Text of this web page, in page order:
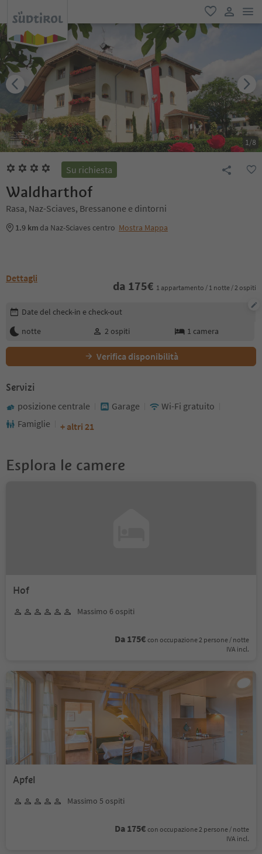
favoriti
user link
1/8
Su richiesta
Waldharthof
Rasa, Naz-Sciaves, Bressanone e dintorni
1.9 km da Naz-Sciaves centro Mostra Mappa
Dettagli
da 175€ 1 appartamento / 1 notte / 2 ospiti
Modifica i dettagli della prenotazione
Date del check-in e check-out
notte
2 ospiti 1 camera
Verifica disponibilità
Servizi
posizione centrale Garage
Wi-Fi gratuito
Famiglie
+ altri 21
Esplora le camere
Hof
Massimo 6 ospiti
Da 175€ con occupazione 2 persone / notte
IVA incl.
Apfel
Massimo 5 ospiti
Da 175€ con occupazione 2 persone / notte
IVA incl.